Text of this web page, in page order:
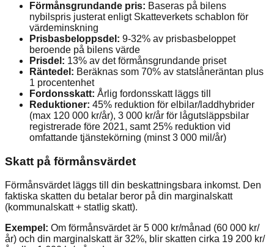
Förmånsgrundande pris: Baseras på bilens
nybilspris justerat enligt Skatteverkets schablon för
värdeminskning
Prisbasbeloppsdel: 9-32% av prisbasbeloppet
beroende på bilens värde
Prisdel: 13% av det förmånsgrundande priset
Räntedel: Beräknas som 70% av statslåneräntan plus
1 procentenhet
Fordonsskatt: Årlig fordonsskatt läggs till
Reduktioner: 45% reduktion för elbilar/laddhybrider
(max 120 000 kr/år), 3 000 kr/år för lågutsläppsbilar
registrerade före 2021, samt 25% reduktion vid
omfattande tjänstekörning (minst 3 000 mil/år)
Skatt på förmånsvärdet
Förmånsvärdet läggs till din beskattningsbara inkomst. Den
faktiska skatten du betalar beror på din marginalskatt
(kommunalskatt + statlig skatt).
Exempel: Om förmånsvärdet är 5 000 kr/månad (60 000 kr/
år) och din marginalskatt är 32%, blir skatten cirka 19 200 kr/